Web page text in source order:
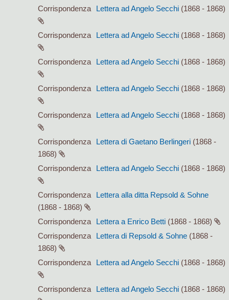
Corrispondenza
Lettera ad Angelo Secchi (1868 - 1868)
Corrispondenza Lettera ad Angelo Secchi (1868 - 1868)
Corrispondenza Lettera ad Angelo Secchi (1868 - 1868)
Corrispondenza Lettera ad Angelo Secchi (1868 - 1868)
Corrispondenza Lettera ad Angelo Secchi (1868 - 1868)
Corrispondenza Lettera di Gaetano Berlingeri (1868 -
1868)
Corrispondenza
Lettera ad Angelo Secchi (1868 - 1868)
Corrispondenza
Lettera alla ditta Repsold & Sohne
(1868 - 1868)
Corrispondenza
Lettera a Enrico Betti (1868 - 1868)
Corrispondenza
Lettera di Repsold & Sohne (1868 -
1868)
Corrispondenza
Lettera ad Angelo Secchi (1868 - 1868)
Corrispondenza Lettera ad Angelo Secchi (1868 - 1868)